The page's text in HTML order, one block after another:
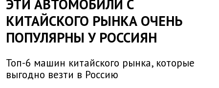
ЭТИ АВТОМОБИЛИ С
КИТАЙСКОГО РЫНКА ОЧЕНЬ
ПОПУЛЯРНЫ У РОССИЯН
Топ-6 машин китайского рынка, которые
выгодно везти в Россию